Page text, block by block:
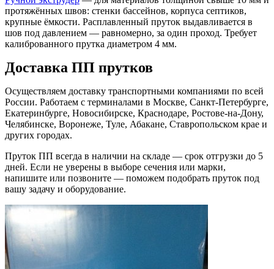
протяжённых швов: стенки бассейнов, корпуса септиков,
крупные ёмкости. Расплавленный пруток выдавливается в
шов под давлением — равномерно, за один проход. Требует
калиброванного прутка диаметром 4 мм.
Доставка ПП прутков
Осуществляем доставку транспортными компаниями по всей
России. Работаем с терминалами в Москве, Санкт-Петербурге,
Екатеринбурге, Новосибирске, Краснодаре, Ростове-на-Дону,
Челябинске, Воронеже, Туле, Абакане, Ставропольском крае и
других городах.
Пруток ПП всегда в наличии на складе — срок отгрузки до 5
дней. Если не уверены в выборе сечения или марки,
напишите или позвоните — поможем подобрать пруток под
вашу задачу и оборудование.